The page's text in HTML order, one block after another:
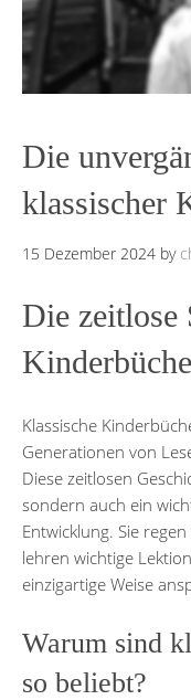
Die
klassischer
15 Dezember 2024 by
Die zeitlose
Klassische
Generationen von
Diese zeitlosen
sondern auch ein
Entwicklung. Sie
lehren wichtige
einzigartige Weise
Warum sind
so beliebt?